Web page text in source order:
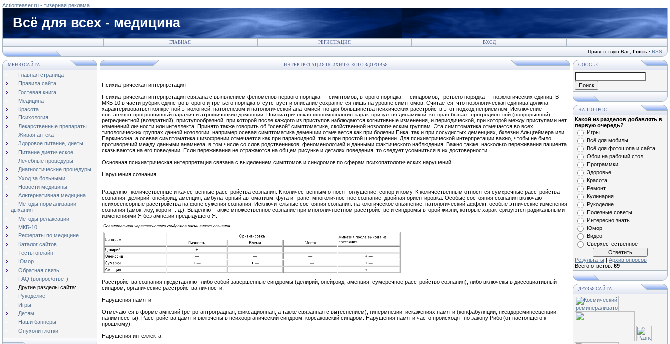
Actionteaser.ru - тизерная реклама
Всё для всех - медицина
ГЛАВНАЯ РЕГИСТРАЦИЯ ВХОД
Приветствую Вас Гость · RSS
МЕНЮ САЙТА
Главная страница
Правила сайта
Гостевая книга
Медицина
Красота
Психология
Лекарственные препараты
Живая аптека
Здоровое питание, диеты
Питание диетическое
Лечебные процедуры
Диагностические процедуры
Уход за больными
Новости медицины
Альтернативная медицина
Методы нормализации
дыхания
Методы релаксации
МКБ-10
Рефераты по медицине
Каталог сайтов
Тесты онлайн
Юмор
Обратная связь
FAQ (вопрос/ответ)
Другие разделы сайта:
Рукоделие
Игры
Детям
Наши баннеры
Опухоли глотки
ИНТЕРПРЕТАЦИЯ ПСИХИЧЕСКОГО ЗДОРОВЬЯ
Психиатрическая интерпретация
Психиатрическая интерпретация связана с выявлением феноменов первого порядка — симптомов, второго порядка — синдромов, третьего порядка — нозологических единиц. В
МКБ 10 в части рубрик единство второго и третьего порядка отсутствует и описание сохраняется лишь на уровне симптомов. Считается, что нозологическая единица должна
характеризоваться конкретной этиологией, патогенезом и патологической анатомией, но для большинства психических расстройств этот подход неприемлем. Исключение
составляют прогрессивный паралич и атрофические деменции. Психиатрическая феноменология характеризуется динамикой, которая бывает прогредиентной (непрерывной),
регредиентной (возвратной), приступообразной, при которой после каждого из приступов наблюдаются когнитивные изменения, и периодической, при которой между приступами нет
изменений личности или интеллекта. Принято также говорить об "осевой" симптоматике, свойственной нозологическим группам. Эта симптоматика отмечается во всех
типологических группах данной нозологии, например осевая симптоматика деменции отмечается как при болезни Пика, так и при сосудистых деменциях, болезни Альцгеймера или
Паркинсона, а осевая симптоматика шизофрении отмечается как при параноидной, так и при простой шизофрении. Для психиатрической интерпретации важно, чтобы не было
противоречий между данными анамнеза, в том числе со слов родственников, феноменологией и данными фактического наблюдения. Важно также, насколько переживания пациента
сказываются на его поведении. Если переживания не отражаются на общем рисунке и деталях поведения, то следует усомниться в их достоверности.
Основная психиатрическая интерпретация связана с выделением симптомов и синдромов по сферам психопатологических нарушений.
Нарушения сознания
Разделяют количественные и качественные расстройства сознания. К количественным относят оглушение, сопор и кому. К количественным относятся сумеречные расстройства
сознания, делирий, онейроид, аменция, амбулаторный автоматизм, фуга и транс, многоличностное сознание, двойная ориентировка. Особые состояния сознания включают
психосенсорные расстройства на фоне сужения сознания. Исключительные состояния сознания: патологическое опьянение, патологический аффект, особые этнические изменения
сознания (амок, лоу, коро и т. д.). Выделяют также множественное сознание при многоличностном расстройстве и синдромы второй жизни, которые характеризуются радикальными
изменениями Я без амнезии предыдущего Я.
Расстройства сознания представляют либо собой завершенные синдромы (делирий, онейроид, аменция, сумеречное расстройство сознания), либо включены в диссоциативный
синдром, органические расстройства личности.
Нарушения памяти
Отмечаются в форме амнезий (ретро-антроградная, фиксационная, а также связанная с вытеснением), гипермнезии, искажениях памяти (конфабуляции, псевдореминесценции,
палимпсесты). Расстройства цамяти включены в психоорганический синдром, корсаковский синдром. Нарушения памяти часто происходят по закону Рибо (от настоящего к
прошлому).
Нарушения интеллекта
GOOGLE
НАШ ОПРОС
Какой из разделов добавлять в
первую очередь?
Игры
Всё для мобилы
Всё для фотошопа и сайта
Обои на рабочий стол
Программки
Здоровье
Красота
Ремонт
Кулинария
Рукоделие
Полезные советы
Интересно знать
Юмор
Видео
Сверхестественное
Результаты | Архив опросов
Всего ответов: 69
ДРУЗЬЯ САЙТА